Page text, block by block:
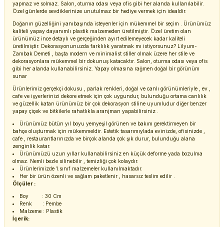
yapmaz ve solmaz. Salon, oturma odası veya ofis gibi her alanda kullanılabilir.
Özel günlerde sevdiklerinize unutulmaz bir hediye vermek için idealdir.
Doğanın güzelliğini yanıbaşında isteyenler için mükemmel bir seçim . Ürünümüz
kaliteli yapay dayanımlı plastik malzemeden üretilmiştir. Özel üretim olan
ürünümüz ince detaylı ve gerçeğinden ayırt edilemeyecek kadar kaliteli
üretilmiştir. Dekorasyonunuzda farklılık yaratmak mı istiyorsunuz? Lilyum-
Zambak Demeti , başta modern ve minimalist stiller olmak üzere her stile ve
dekorasyonlara mükemmel bir dokunuş katacaktır. Salon, oturma odası veya ofis
gibi her alanda kullanabilirsiniz. Yapay olmasına rağmen doğal bir görünüm
sunar
Ürünlerimiz gerçekçi dokusu , parlak renkleri, doğal ve canlı görünümleriyle , ev ,
cafe ve işyerlerinizi dekore etmek için çok uygundur, bulunduğu ortama canlılık
ve güzellik katan ürünümüz bir çok dekorasyon stiline uyumludur diğer benzer
yapay çiçek ve bitkilerle rahatlıkla aranjman yapabilirsiniz .
Ürünümüz bütün yıl boyu yemyeşil görünen ve bakım gerektirmeyen bir
bahçe oluşturmak için mükemmeldir. Estetik tasarımıylada evinizde, ofisinizde ,
cafe , restaurantlarınızda ve birçok alanda çok şık durur, bulunduğu alana
zenginlik katar.
Ürünümüzü uzun yıllar kullanabilirsiniz en küçük deforme yada bozulma
olmaz. Nemli bezle silinebilir , temizliği çok kolaydır.
Ürünlerimizde 1.sınıf malzemeler kullanılmaktadır.
Her bir ürün özenli ve sağlam paketlenir , hasarsız teslim edilir .
Ölçüler :
Boy : 30 Cm
Renk : Pembe
Malzeme : Plastik
İçerik: